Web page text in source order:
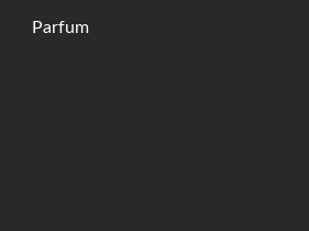
Parfum